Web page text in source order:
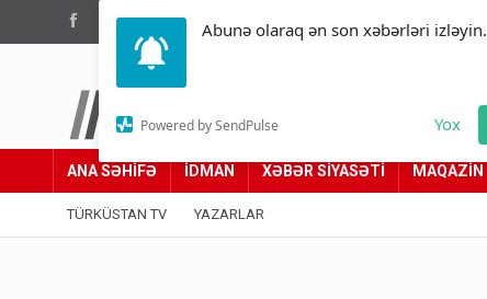
Abunə olaraq ən son xəbərləri izləyin.
Powered by SendPulse Yox
(012) 449 94 05
Türküstan.az
Adımız yolumuzdur
ANA SƏHİFƏ İDMAN XƏBƏR SİYASƏTİ MAQAZİN
TÜRKÜSTAN TV YAZARLAR